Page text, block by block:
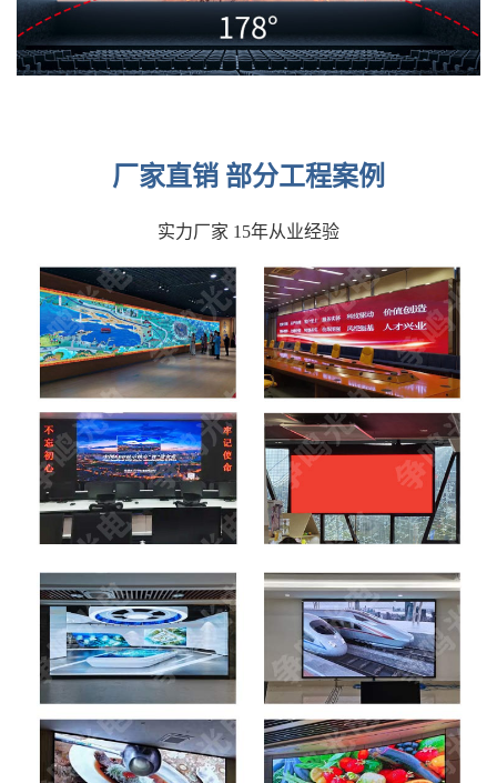
厂家直销 部分工程案例
实力厂家 15年从业经验